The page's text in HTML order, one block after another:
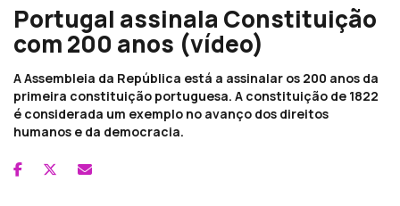
Portugal assinala Constituição
com 200 anos (vídeo)
A Assembleia da República está a assinalar os 200 anos da
primeira constituição portuguesa. A constituição de 1822
é considerada um exemplo no avanço dos direitos
humanos e da democracia.